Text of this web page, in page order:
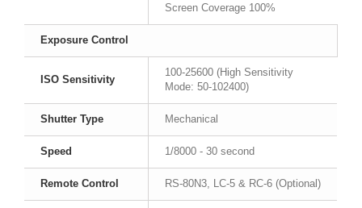
Screen Coverage 100%
Exposure Control
ISO Sensitivity
100-25600 (High Sensitivity
Mode: 50-102400)
Shutter Type Mechanical
Speed 1/8000 - 30 second
Remote Control RS-80N3, LC-5 & RC-6 (Optional)